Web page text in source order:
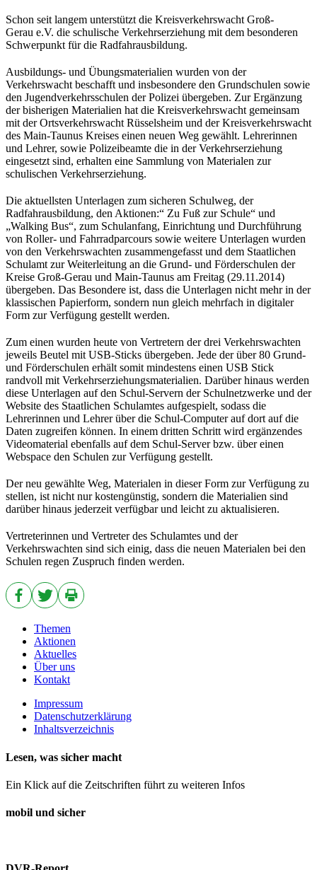
Schon seit langem unterstützt die Kreisverkehrswacht Groß-
Gerau e.V. die schulische Verkehrserziehung mit dem besonderen
Schwerpunkt für die Radfahrausbildung.
Ausbildungs- und Übungsmaterialien wurden von der
Verkehrswacht beschafft und insbesondere den Grundschulen sowie
den Jugendverkehrsschulen der Polizei übergeben. Zur Ergänzung
der bisherigen Materialien hat die Kreisverkehrswacht gemeinsam
mit der Ortsverkehrswacht Rüsselsheim und der Kreisverkehrswacht
des Main-Taunus Kreises einen neuen Weg gewählt. Lehrerinnen
und Lehrer, sowie Polizeibeamte die in der Verkehrserziehung
eingesetzt sind, erhalten eine Sammlung von Materialen zur
schulischen Verkehrserziehung.
Die aktuellsten Unterlagen zum sicheren Schulweg, der
Radfahrausbildung, den Aktionen:“ Zu Fuß zur Schule“ und
„Walking Bus“, zum Schulanfang, Einrichtung und Durchführung
von Roller- und Fahrradparcours sowie weitere Unterlagen wurden
von den Verkehrswachten zusammengefasst und dem Staatlichen
Schulamt zur Weiterleitung an die Grund- und Förderschulen der
Kreise Groß-Gerau und Main-Taunus am Freitag (29.11.2014)
übergeben. Das Besondere ist, dass die Unterlagen nicht mehr in der
klassischen Papierform, sondern nun gleich mehrfach in digitaler
Form zur Verfügung gestellt werden.
Zum einen wurden heute von Vertretern der drei Verkehrswachten
jeweils Beutel mit USB-Sticks übergeben. Jede der über 80 Grund-
und Förderschulen erhält somit mindestens einen USB Stick
randvoll mit Verkehrserziehungsmaterialien. Darüber hinaus werden
diese Unterlagen auf den Schul-Servern der Schulnetzwerke und der
Website des Staatlichen Schulamtes aufgespielt, sodass die
Lehrerinnen und Lehrer über die Schul-Computer auf dort auf die
Daten zugreifen können. In einem dritten Schritt wird ergänzendes
Videomaterial ebenfalls auf dem Schul-Server bzw. über einen
Webspace den Schulen zur Verfügung gestellt.
Der neu gewählte Weg, Materialen in dieser Form zur Verfügung zu
stellen, ist nicht nur kostengünstig, sondern die Materialien sind
darüber hinaus jederzeit verfügbar und leicht zu aktualisieren.
Vertreterinnen und Vertreter des Schulamtes und der
Verkehrswachten sind sich einig, dass die neuen Materialen bei den
Schulen regen Zuspruch finden werden.
Themen
Aktionen
Aktuelles
Über uns
Kontakt
Impressum
Datenschutzerklärung
Inhaltsverzeichnis
Lesen, was sicher macht
Ein Klick auf die Zeitschriften führt zu weiteren Infos
mobil und sicher